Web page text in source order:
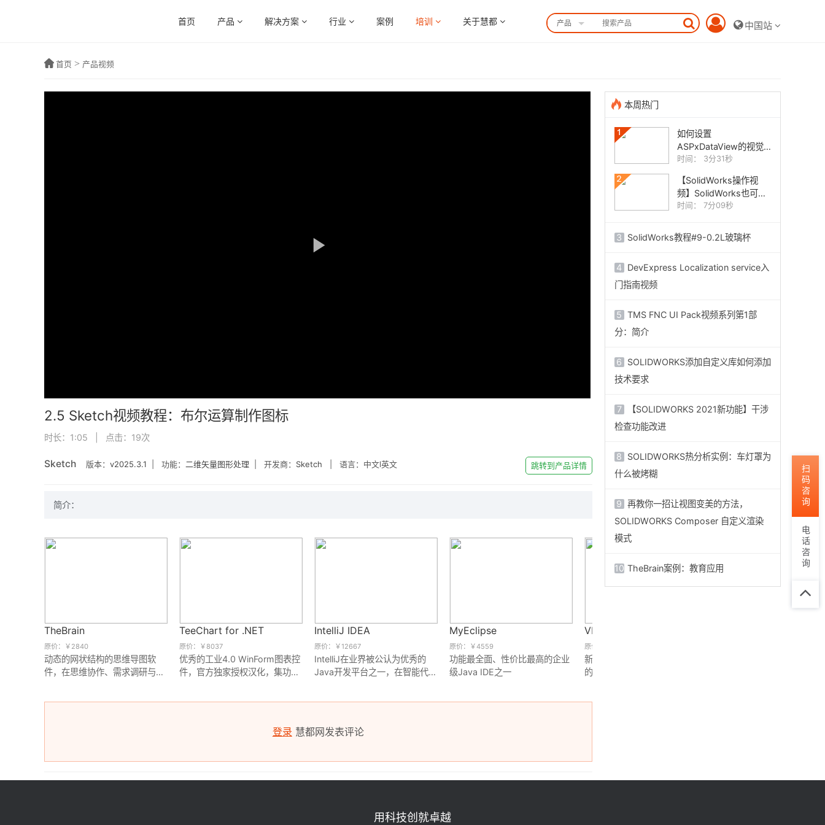
首页 产品 解决方案 行业 案例 培训 关于慧都 产品 中国站
首页 > 产品视频
2.5 Sketch视频教程：布尔运算制作图标
时长：1:05 | 点击： 19次
Sketch 版本： v2025.3.1 | 功能： 二维矢量图形处理 | 开发商： Sketch | 语言：中文l英文 跳转到产品详情
简介：
TheBrain
原价：￥2840
动态的网状结构的思维导图软
件，在思维协作、需求调研与分
TeeChart for .NET
原价：￥8037
优秀的工业4.0 WinForm图表控
件，官方独家授权汉化，集功能
IntelliJ IDEA
原价：￥12667
IntelliJ在业界被公认为优秀的
Java开发平台之一，在智能代码
Android平台的程序开发。
MyEclipse
原价：￥4559
功能最全面、性价比最高的企业
级Java IDE之一
VMProtect
原价：￥7923
新一代软件保护系统，将保护后
的代码放到虚拟机中运行，代码
登录 慧都网发表评论
本周热门
如何设置
ASPxDataView的视觉
元素
时间： 3分31秒
【SolidWorks操作视
频】SolidWorks也可以
让你尽享丝般顺滑
时间： 7分09秒
3 SolidWorks教程#9-0.2L玻璃杯
4
DevExpress Localization service入
门指南视频
5 TMS FNC UI Pack视频系列第1部
分：简介
6
SOLIDWORKS添加自定义库如何添加
技术要求
7
【SOLIDWORKS 2021新功能】干涉
检查功能改进
8
SOLIDWORKS热分析实例：车灯罩为
什么被烤糊
9 再教你一招让视图变美的方法，
SOLIDWORKS Composer 自定义渲染
模式
10 TheBrain案例：教育应用
用科技创就卓越
扫码咨询
电话咨询